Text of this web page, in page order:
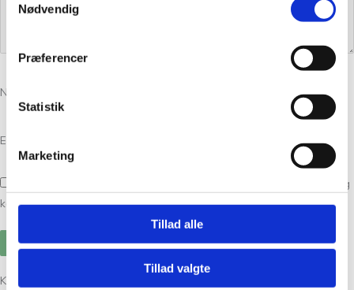
Nødvendig
Præferencer
Statistik
Marketing
Tillad alle
Tillad valgte
Navn
E-mail
Gem mit navn, mail og websted i denne browser til næste gang jeg
kommenterer.
Kunder købte også